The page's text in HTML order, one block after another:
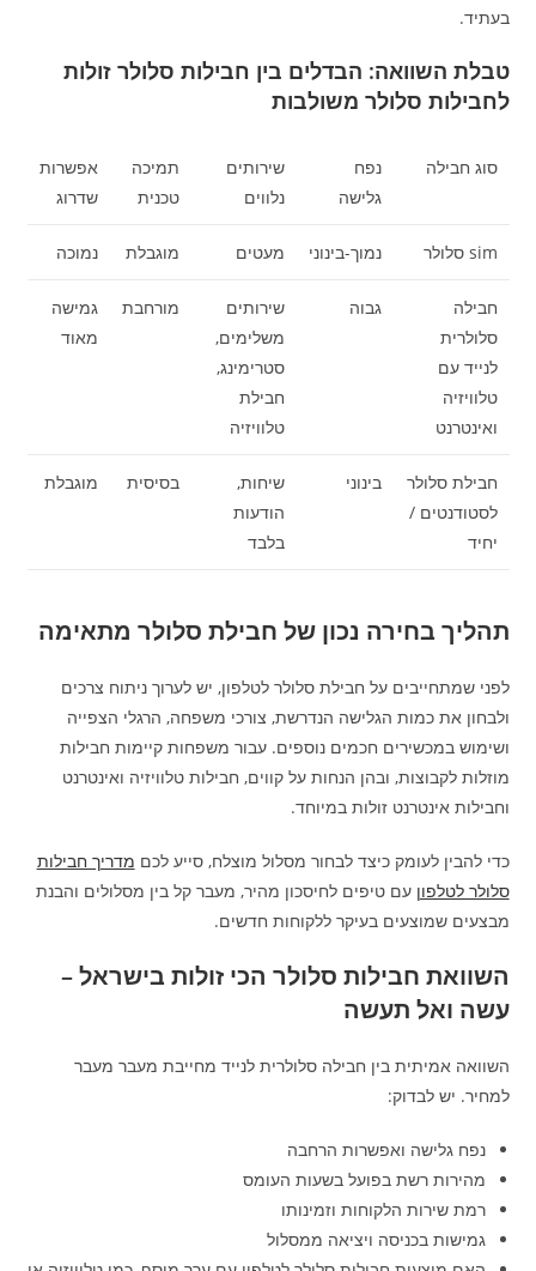
בעתיד.
טבלת השוואה: הבדלים בין חבילות סלולר זולות
לחבילות סלולר משולבות
סוג חבילה
נפח
גלישה
שירותים
נלווים
תמיכה
טכנית
אפשרות
שדרוג
sim סלולר נמוך-בינוני מעטים מוגבלת נמוכה
חבילה
סלולרית
לנייד עם
טלוויזיה
ואינטרנט
גבוה
שירותים
משלימים,
סטרימינג,
חבילת
טלוויזיה
מורחבת
גמישה
מאוד
חבילת סלולר
לסטודנטים /
יחיד
בינוני
שיחות,
הודעות
בלבד
בסיסית מוגבלת
תהליך בחירה נכון של חבילת סלולר מתאימה
לפני שמתחייבים על חבילת סלולר לטלפון, יש לערוך ניתוח צרכים
ולבחון את כמות הגלישה הנדרשת, צורכי משפחה, הרגלי הצפייה
ושימוש במכשירים חכמים נוספים. עבור משפחות קיימות חבילות
מוזלות לקבוצות, ובהן הנחות על קווים, חבילות טלוויזיה ואינטרנט
וחבילות אינטרנט זולות במיוחד.
כדי להבין לעומק כיצד לבחור מסלול מוצלח, סייע לכם מדריך חבילות
סלולר לטלפון עם טיפים לחיסכון מהיר, מעבר קל בין מסלולים והבנת
מבצעים שמוצעים בעיקר ללקוחות חדשים.
השוואת חבילות סלולר הכי זולות בישראל –
עשה ואל תעשה
השוואה אמיתית בין חבילה סלולרית לנייד מחייבת מעבר מעבר
למחיר. יש לבדוק:
נפח גלישה ואפשרות הרחבה
מהירות רשת בפועל בשעות העומס
רמת שירות הלקוחות וזמינותו
גמישות בכניסה ויציאה ממסלול